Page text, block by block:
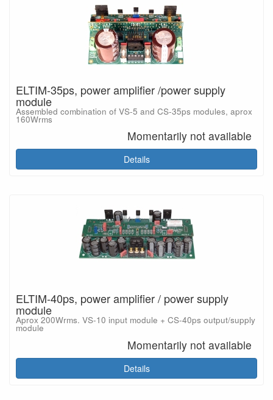
ELTIM-35ps, power amplifier /power supply
module
Assembled combination of VS-5 and CS-35ps modules, aprox
160Wrms
Momentarily not available
Details
ELTIM-40ps, power amplifier / power supply
module
Aprox 200Wrms. VS-10 input module + CS-40ps output/supply
module
Momentarily not available
Details